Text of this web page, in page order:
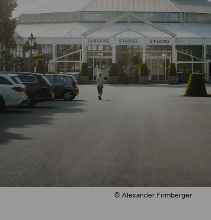
© Alexander Firmberger